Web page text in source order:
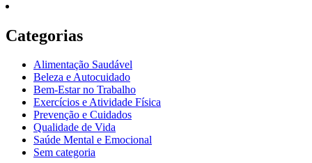
Categorias
Alimentação Saudável
Beleza e Autocuidado
Bem-Estar no Trabalho
Exercícios e Atividade Física
Prevenção e Cuidados
Qualidade de Vida
Saúde Mental e Emocional
Sem categoria